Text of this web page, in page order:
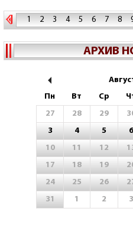
1 2 3 4 5 6 7 8
АРХИВ
Пн
Вт Ср
27
28 29
3
4 5 6
10
11 12
17
18 19
24
25 26
31
1 2 3